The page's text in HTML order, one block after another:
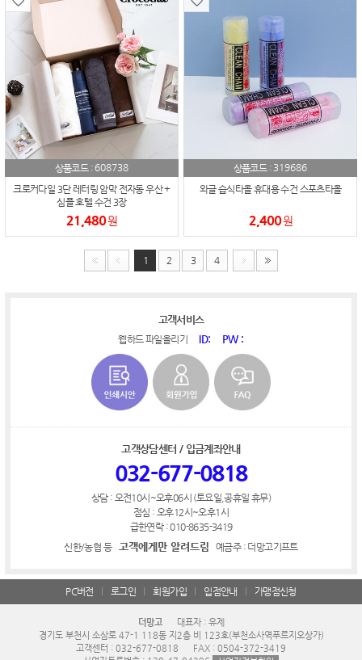
상품코드 : 608738
크로커다일 3단 레터링 암막 전자동 우산 +
심플 호텔 수건 3장
21,480원
상품코드 : 319686
와글 습식타올 휴대용 수건 스포츠타올
2,400원
1 2 3 4
고객서비스
웹하드 파일올리기 ID: PW :
고객상담센터 / 입금계좌안내
032-677-0818
상담 : 오전10시~오후06시 (토요일,공휴일 휴무)
점심 : 오후12시~오후1시
급한연락 : 010-8635-3419
신한/농협 등 고객에게만 알려드림 예금주 : 더망고기프트
PC버전 로그인 회원가입 입점안내 가맹점신청
더망고
대표자 : 유제
경기도 부천시 소삼로 47-1 118동 지2층 비 123호(부천소사역푸르지오상가)
고객센터 : 032-677-0818
FAX : 0504-372-3419